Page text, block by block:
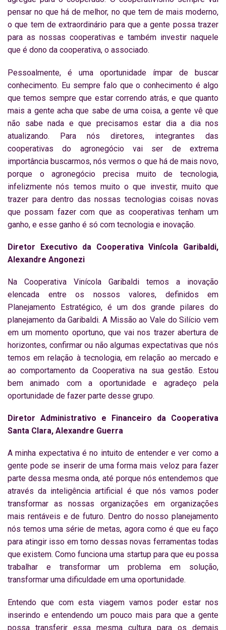
pensar no que há de melhor, no que tem de mais moderno,
o que tem de extraordinário para que a gente possa trazer
para as nossas cooperativas e também investir naquele
que é dono da cooperativa, o associado.
Pessoalmente, é uma oportunidade ímpar de buscar
conhecimento. Eu sempre falo que o conhecimento é algo
que temos sempre que estar correndo atrás, e que quanto
mais a gente acha que sabe de uma coisa, a gente vê que
não sabe nada e que precisamos estar dia a dia nos
atualizando. Para nós diretores, integrantes das
cooperativas do agronegócio vai ser de extrema
importância buscarmos, nós vermos o que há de mais novo,
porque o agronegócio precisa muito de tecnologia,
infelizmente nós temos muito o que investir, muito que
trazer para dentro das nossas tecnologias coisas novas
que possam fazer com que as cooperativas tenham um
ganho, e esse ganho é só com tecnologia e inovação.
Diretor Executivo da Cooperativa Vinícola Garibaldi,
Alexandre Angonezi
Na Cooperativa Vinícola Garibaldi temos a inovação
elencada entre os nossos valores, definidos em
Planejamento Estratégico, é um dos grande pilares do
planejamento da Garibaldi. A Missão ao Vale do Silício vem
em um momento oportuno, que vai nos trazer abertura de
horizontes, confirmar ou não algumas expectativas que nós
temos em relação à tecnologia, em relação ao mercado e
ao comportamento da Cooperativa na sua gestão. Estou
bem animado com a oportunidade e agradeço pela
oportunidade de fazer parte desse grupo.
Diretor Administrativo e Financeiro da Cooperativa
Santa Clara, Alexandre Guerra
A minha expectativa é no intuito de entender e ver como a
gente pode se inserir de uma forma mais veloz para fazer
parte dessa mesma onda, até porque nós entendemos que
através da inteligência artificial é que nós vamos poder
transformar as nossas organizações em organizações
mais rentáveis e de futuro. Dentro do nosso planejamento
nós temos uma série de metas, agora como é que eu faço
para atingir isso em torno dessas novas ferramentas todas
que existem. Como funciona uma startup para que eu possa
trabalhar e transformar um problema em solução,
transformar uma dificuldade em uma oportunidade.
Entendo que com esta viagem vamos poder estar nos
inserindo e entendendo um pouco mais para que a gente
possa transferir essa mesma cultura para os demais